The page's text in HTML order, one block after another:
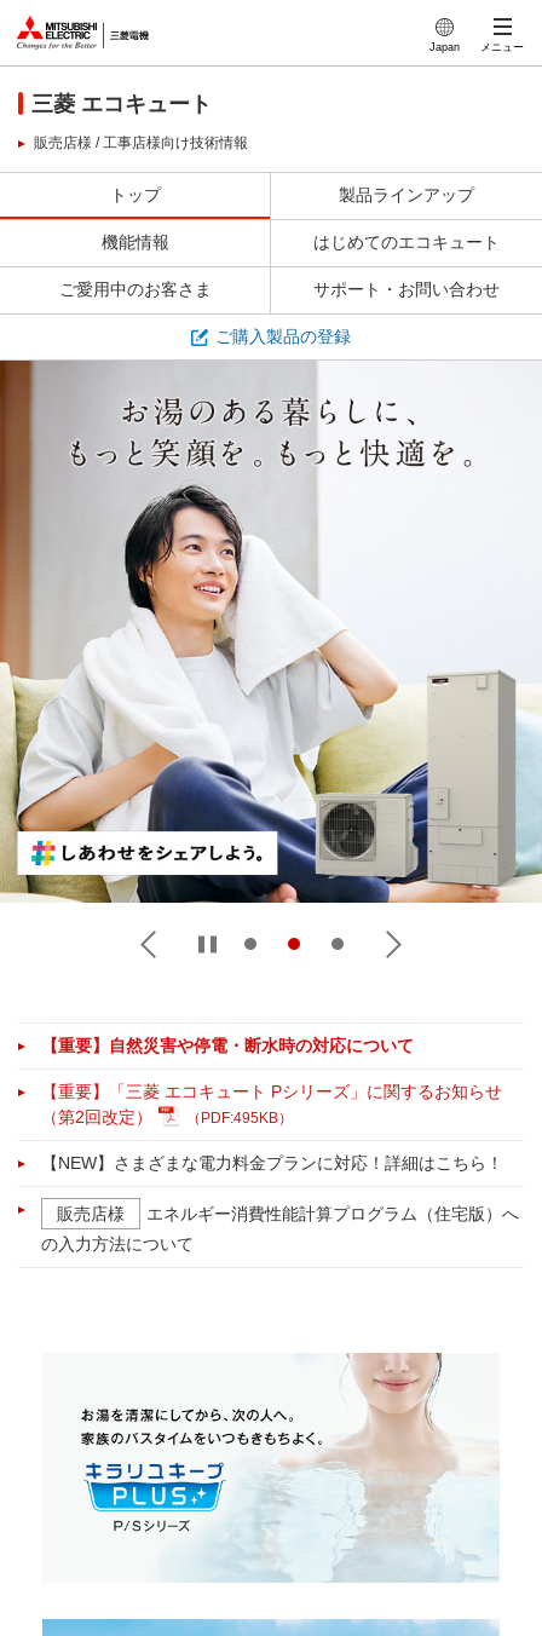
Japan メニュー
三菱 エコキュート
販売店様 / 工事店様向け技術情報
トップ 製品ラインアップ
機能情報 はじめてのエコキュート
ご愛用中のお客さま サポート・お問い合わせ
ご購入製品の登録
【重要】自然災害や停電・断水時の対応について
【重要】「三菱 エコキュート Pシリーズ」に関するお知らせ
（第2回改定）
（PDF:495KB）
【NEW】さまざまな電力料金プランに対応！詳細はこちら！
販売店様
エネルギー消費性能計算プログラム（住宅版）へ
の入力方法について